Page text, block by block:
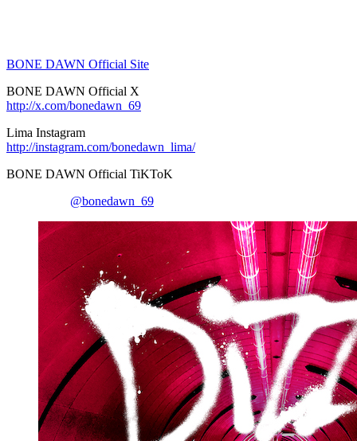
BONE DAWN Official Site
BONE DAWN Official X
http://x.com/bonedawn_69
Lima Instagram
http://instagram.com/bonedawn_lima/
BONE DAWN Official TiKToK
@bonedawn_69